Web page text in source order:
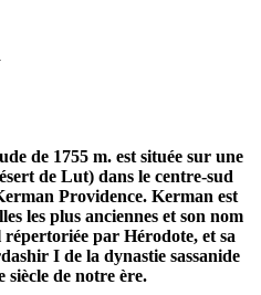
de 1755 m. est située sur une
de Lut) dans le centre-sud
Providence. Kerman est
les plus anciennes et son nom
par Hérodote, et sa
I de la dynastie sassanide
de notre ère.